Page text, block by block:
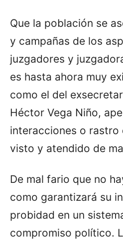
Que la población se
y campañas de los
juzgadores y
es hasta ahora muy
como el del
Héctor Vega Niño,
interacciones o rastro
visto y atendido de
De mal fario que no
como garantizará su
probidad en un
compromiso político.